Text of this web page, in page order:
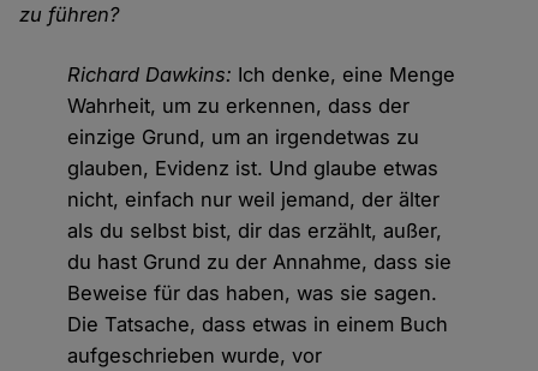
zu führen?
Richard Dawkins: Ich denke, eine Menge
Wahrheit, um zu erkennen, dass der
einzige Grund, um an irgendetwas zu
glauben, Evidenz ist. Und glaube etwas
nicht, einfach nur weil jemand, der älter
als du selbst bist, dir das erzählt, außer,
du hast Grund zu der Annahme, dass sie
Beweise für das haben, was sie sagen.
Die Tatsache, dass etwas in einem Buch
aufgeschrieben wurde, vor